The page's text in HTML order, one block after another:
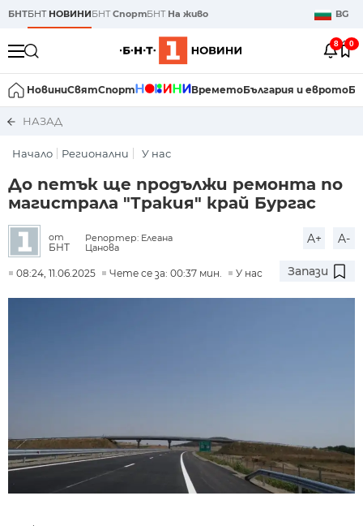
БНТБНТ НОВИНИБНТСпортБНТ На живо BG
8 0
НовиниСвятСпорт ВреметоБългария и еврото
НАЗАД
Начало Регионални У нас
До петък ще продължи ремонта по
магистрала "Тракия" край Бургас
от
БНТ
Репортер: Елеана
Цанова
A+ A-
08:24, 11.06.2025 Чете се за: 00:37 мин. У нас Запази